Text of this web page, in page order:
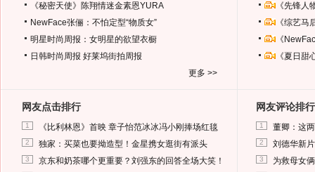
《秘密天使》陈翔情迷金素恩YURA
NewFace张俪：不怕定型“物质女”
明星时尚周报：女明星的欲望衣橱
日韩时尚周报 好莱坞街拍周报
更多 >>
《先锋
《综艺
《
《夏日
网友点击排行
1 《比利林恩》首映 章子怡范冰冰冯小刚捧场红毯
2 独家：买菜也要拗造型！金星携女逛街有派头
3 京东和奶茶哪个更重要？刘强东的回答全场大笑！
网友评论排行
1 董卿：这
2 刘德华新
3 为救母女